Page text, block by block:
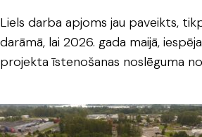
Liels darba apjoms jau paveikts,
darāmā, lai 2026. gada maijā,
projekta īstenošanas noslēguma